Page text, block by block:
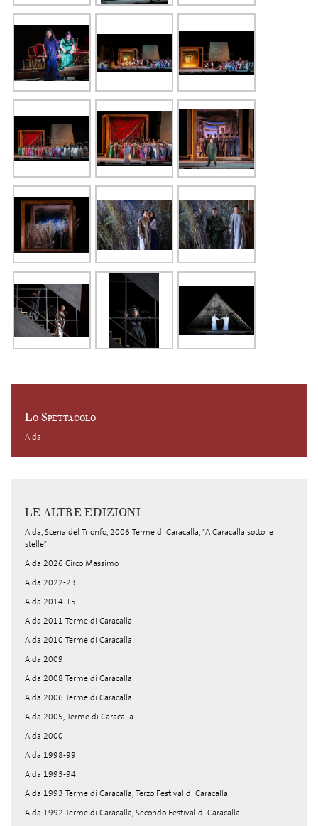
Lo Spettacolo
Aida
LE ALTRE EDIZIONI
Aida, Scena del Trionfo, 2006 Terme di Caracalla, "A Caracalla sotto le
stelle"
Aida 2026 Circo Massimo
Aida 2022-23
Aida 2014-15
Aida 2011 Terme di Caracalla
Aida 2010 Terme di Caracalla
Aida 2009
Aida 2008 Terme di Caracalla
Aida 2006 Terme di Caracalla
Aida 2005, Terme di Caracalla
Aida 2000
Aida 1998-99
Aida 1993-94
Aida 1993 Terme di Caracalla, Terzo Festival di Caracalla
Aida 1992 Terme di Caracalla, Secondo Festival di Caracalla